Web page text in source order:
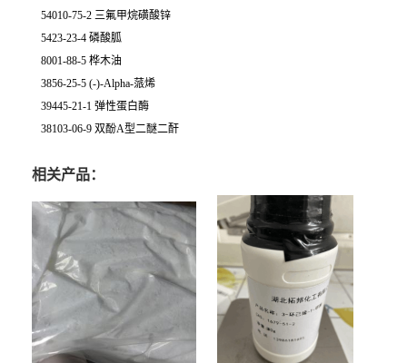
54010-75-2 三氟甲烷磺酸锌
5423-23-4 磷酸胍
8001-88-5 桦木油
3856-25-5 (-)-Alpha-蒎烯
39445-21-1 弹性蛋白酶
38103-06-9 双酚A型二醚二酐
相关产品：